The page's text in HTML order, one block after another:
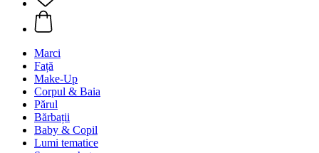
Marci
Față
Make-Up
Corpul & Baia
Părul
Bărbații
Baby & Copil
Lumi tematice